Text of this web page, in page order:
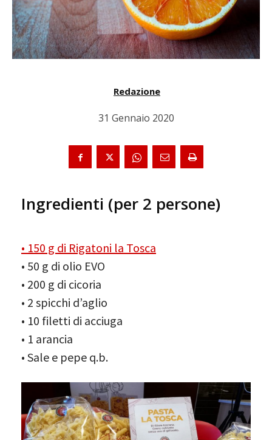
Redazione
31 Gennaio 2020
Ingredienti (per 2 persone)
• 150 g di Rigatoni la Tosca
• 50 g di olio EVO
• 200 g di cicoria
• 2 spicchi d’aglio
• 10 filetti di acciuga
• 1 arancia
• Sale e pepe q.b.